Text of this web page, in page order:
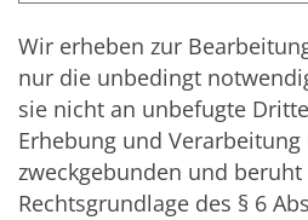
Wir erheben zur
nur die unbedingt
sie nicht an unbefugte
Erhebung und
zweckgebunden und
Rechtsgrundlage des § 6